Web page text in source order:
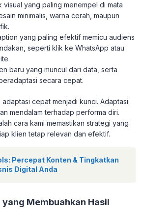
visual yang paling menempel di mata
minimalis, warna cerah, maupun
yang paling efektif memicu audiens
seperti klik ke WhatsApp atau
baru yang muncul dari data, serta
secara cepat.
adaptasi cepat menjadi kunci. Adaptasi
mendalam terhadap performa diri.
cara kami memastikan strategi yang
klien tetap relevan dan efektif.
Percepat Konten & Tingkatkan
Digital Anda
Membuahkan Hasil